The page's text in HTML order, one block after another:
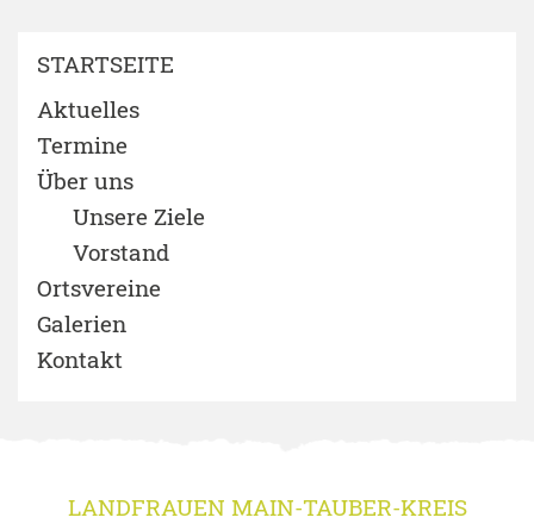
STARTSEITE
Aktuelles
Termine
Über uns
Unsere Ziele
Vorstand
Ortsvereine
Galerien
Kontakt
LANDFRAUEN MAIN-TAUBER-KREIS